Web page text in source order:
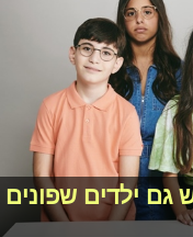
גם ילדים שפונים